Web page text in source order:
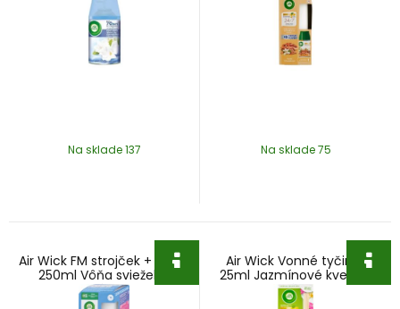
Na sklade 137 Na sklade 75
Air Wick FM strojček + náplň
250ml Vôňa sviežeho
prádla
Air Wick Vonné tyčinky
25ml Jazmínové kvety a
Frézie